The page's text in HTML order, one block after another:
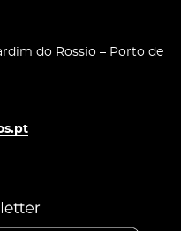
do Rossio – Porto de